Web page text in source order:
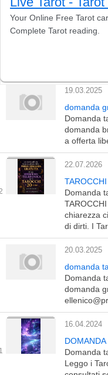
19.03.2025
domanda
Domanda
domanda
a offerta
22.07.2026
Domanda
chiarezza
di dirti. I
20.03.2025
domanda
Domanda
domanda
16.04.2024
DOMANDA
Domanda
Leggo i